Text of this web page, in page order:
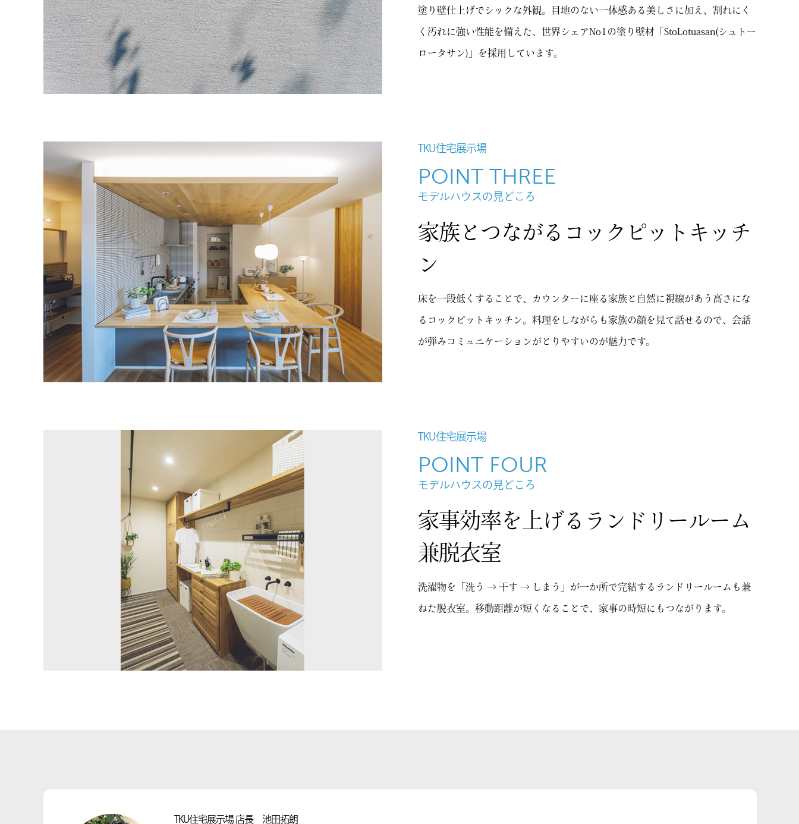
塗り壁仕上げでシックな外観。目地のない一体感ある美しさに加え、割れにく
く汚れに強い性能を備えた、世界シェアNo1の塗り壁材「StoLotuasan(シュトー
ロータサン)」を採用しています。
TKU住宅展示場
POINT THREE
モデルハウスの見どころ
家族とつながるコックピットキッチ
ン
床を一段低くすることで、カウンターに座る家族と自然に視線があう高さにな
るコックピットキッチン。料理をしながらも家族の顔を見て話せるので、会話
が弾みコミュニケーションがとりやすいのが魅力です。
TKU住宅展示場
POINT FOUR
モデルハウスの見どころ
家事効率を上げるランドリールーム
兼脱衣室
洗濯物を「洗う → 干す → しまう」が一か所で完結するランドリールームも兼
ねた脱衣室。移動距離が短くなることで、家事の時短にもつながります。
TKU住宅展示場 店長 池田拓朗